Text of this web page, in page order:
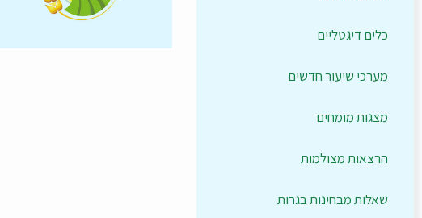
כלים דיגטליים
מערכי שיעור חדשים
מצגות מומחים
הרצאות מצולמות
שאלות מבחינות בגרות